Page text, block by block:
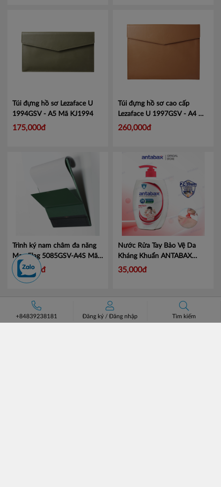
Túi đựng hồ sơ Lezaface U
1994GSV - A5 Mã KJ1994
175,000đ
Túi đựng hồ sơ cao cấp
Lezaface U 1997GSV - A4 Mã
KJ1997
260,000đ
Trình ký nam châm đa năng
Mag Flag 5085GSV-A4S Mã
KJ5085
176,000đ
Nước Rửa Tay Bảo Vệ Da
Kháng Khuẩn ANTABAX
PROTECT - Bảo Vệ
35,000đ
ĐĂNG KÝ NHẬN BẢN TIN
+84839238181 Đăng ký /Đăng nhập Tìm kiếm